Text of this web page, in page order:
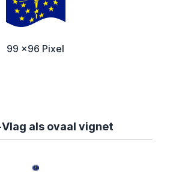
99 x96 Pixel
als ovaal vignet